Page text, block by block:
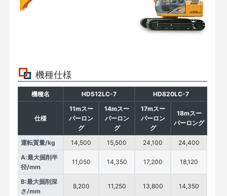
機種仕様
機種名 HD512LC-7 HD820LC-7
仕様
11mスー
パーロン
グ
14mスー
パーロン
グ
17mスー
パーロン
グ
18mスー
パーロング
運転質量/kg 14,500 15,500 24,100
24,400
A:最大掘削半
径/mm
11,050 14,350 17,200 18,120
B:最大掘削深
さ/mm
8,200 11,250 13,800 14,350